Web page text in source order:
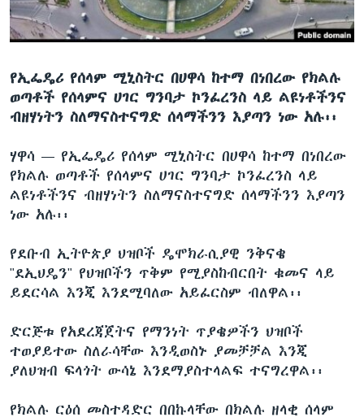
የኢፌዴሪ የሰላም ሚኒስትር በሀዋሳ ከተማ በነበረው የክልሉ
ወጣቶች የሰላምና ሀገር ግንባታ ኮንፈረንስ ላይ ልዩነቶችንና
ብዘሃነትን ስለማናስተናግድ ሰላማችንን እያጣን ነው አሉ፡፡
ሃዋሳ — የኢፌዴሪ የሰላም ሚኒስትር በሀዋሳ ከተማ በነበረው
የክልሉ ወጣቶች የሰላምና ሀገር ግንባታ ኮንፈረንስ ላይ
ልዩነቶችንና ብዘሃነትን ስለማናስተናግድ ሰላማችንን እያጣን
ነው አሉ፡፡
የደቡብ ኢትዮጵያ ህዝቦች ዴሞክራሲያዊ ንቅናቄ
"ደኢህዴን" የህዝቦችን ጥቅም የሚያስከብርበት ቁመና ላይ
ይደርሳል እንጂ እንደሚባለው አይፈርስም ብለዋል፡፡
ድርጅቱ የአደረጃጀትና የማንነት ጥያቄዎችን ህዝቦች
ተወያይተው ስለራሳቸው እንዲወስኑ ያመቻቻል እንጂ
ያለህዝብ ፍላጎት ውሳኔ እንደማያስተላልፍ ተናግረዋል፡፡
የክልሉ ርዕሰ መስተዳድር በበኩላቸው በክልሉ ዘላቂ ሰላም